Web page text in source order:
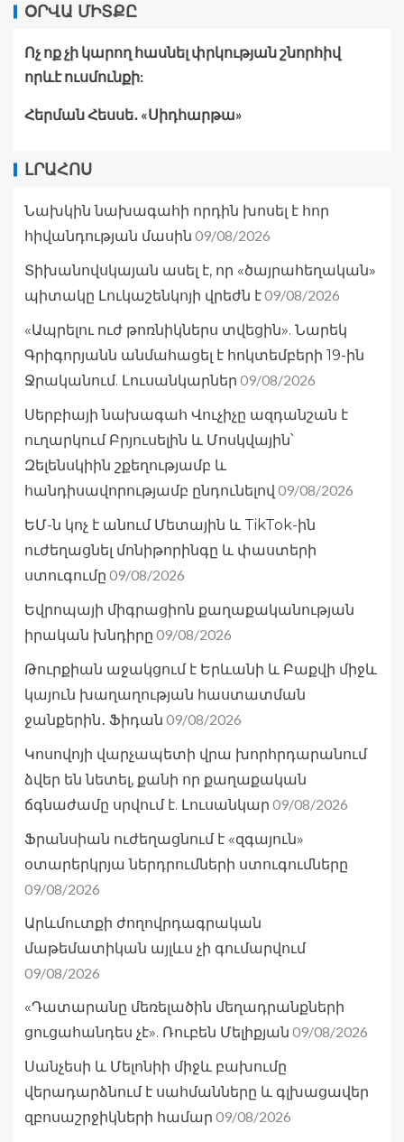
ՕՐՎԱ ՄԻՏՔԸ
Ոչ ոք չի կարող հասնել փրկության շնորհիվ
որևէ ուսմունքի:
Հերման Հեսսե․ «Սիդհարթա»
ԼՐԱՀՈՍ
Նախկին նախագահի որդին խոսել է հոր
հիվանդության մասին 09/08/2026
Տիխանովսկայան ասել է, որ «ծայրահեղական»
պիտակը Լուկաշենկոյի վրեժն է09/08/2026
«Ապրելու ուժ թոռնիկներս տվեցին». Նարեկ
Գրիգորյանն անմահացել է հոկտեմբերի 19-ին
Ջրականում. Լուսանկարներ 09/08/2026
Սերբիայի նախագահ Վուչիչը ազդանշան է
ուղարկում Բրյուսելին և Մոսկվային՝
Զելենսկիին շքեղությամբ և
հանդիսավորությամբ ընդունելով 09/08/2026
ԵՄ-ն կոչ է անում Մետային և TikTok-ին
ուժեղացնել մոնիթորինգը և փաստերի
ստուգումը 09/08/2026
Եվրոպայի միգրացիոն քաղաքականության
իրական խնդիրը 09/08/2026
Թուրքիան աջակցում է Երևանի և Բաքվի միջև
կայուն խաղաղության հաստատման
ջանքերին․ Ֆիդան 09/08/2026
Կոսովոյի վարչապետի վրա խորհրդարանում
ձվեր են նետել, քանի որ քաղաքական
ճգնաժամը սրվում է. Լուսանկար 09/08/2026
Ֆրանսիան ուժեղացնում է «զգայուն»
օտարերկրյա ներդրումների ստուգումները
09/08/2026
Արևմուտքի ժողովրդագրական
մաթեմատիկան այլևս չի գումարվում
09/08/2026
«Դատարանը մեռելածին մեղադրանքների
ցուցահանդես չէ». Ռուբեն Մելիքյան 09/08/2026
Սանչեսի և Մելոնիի միջև բախումը
վերադարձնում է սահմանները և գլխացավեր
զբոսաշրջիկների համար 09/08/2026